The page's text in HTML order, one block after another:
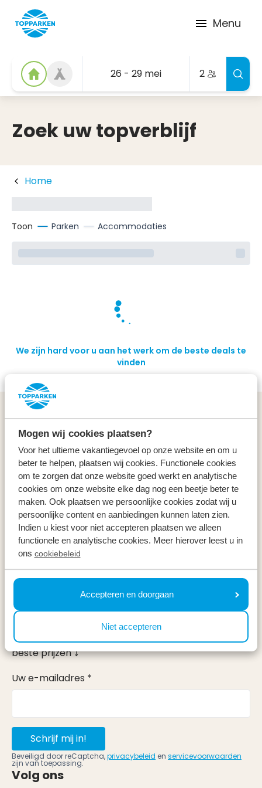
Mogen wij cookies plaatsen?
Voor het ultieme vakantiegevoel op onze website en om u
beter te helpen, plaatsen wij cookies. Functionele cookies
om te zorgen dat onze website goed werkt en analytische
cookies om onze website elke dag nog een beetje beter te
maken. Ook plaatsen we persoonlijke cookies zodat wij u
persoonlijke content en aanbiedingen kunnen laten zien.
Indien u kiest voor niet accepteren plaatsen we alleen
functionele en analytische cookies. Meer hierover leest u in
ons cookiebeleid
Accepteren en doorgaan
Niet accepteren
Menu
26 - 29 mei 2
Zoek uw topverblijf
Home
Toon Parken Accommodaties
We zijn hard voor u aan het werk om de beste deals te
vinden
Algemeen
Service & contact
Types
Specials
Vakantieperiodes
Op vakantie
Meld u aan voor onze nieuwsbrief
Ontvang, net als 100.000 anderen, inspiratie over de
mooiste omgevingen, fijnste weekenden weg en de
beste prijzen ⤵
Uw e-mailadres *
Schrijf mij in!
Beveiligd door reCaptcha,privacybeleid en servicevoorwaarden
zijn van toepassing.
Volg ons